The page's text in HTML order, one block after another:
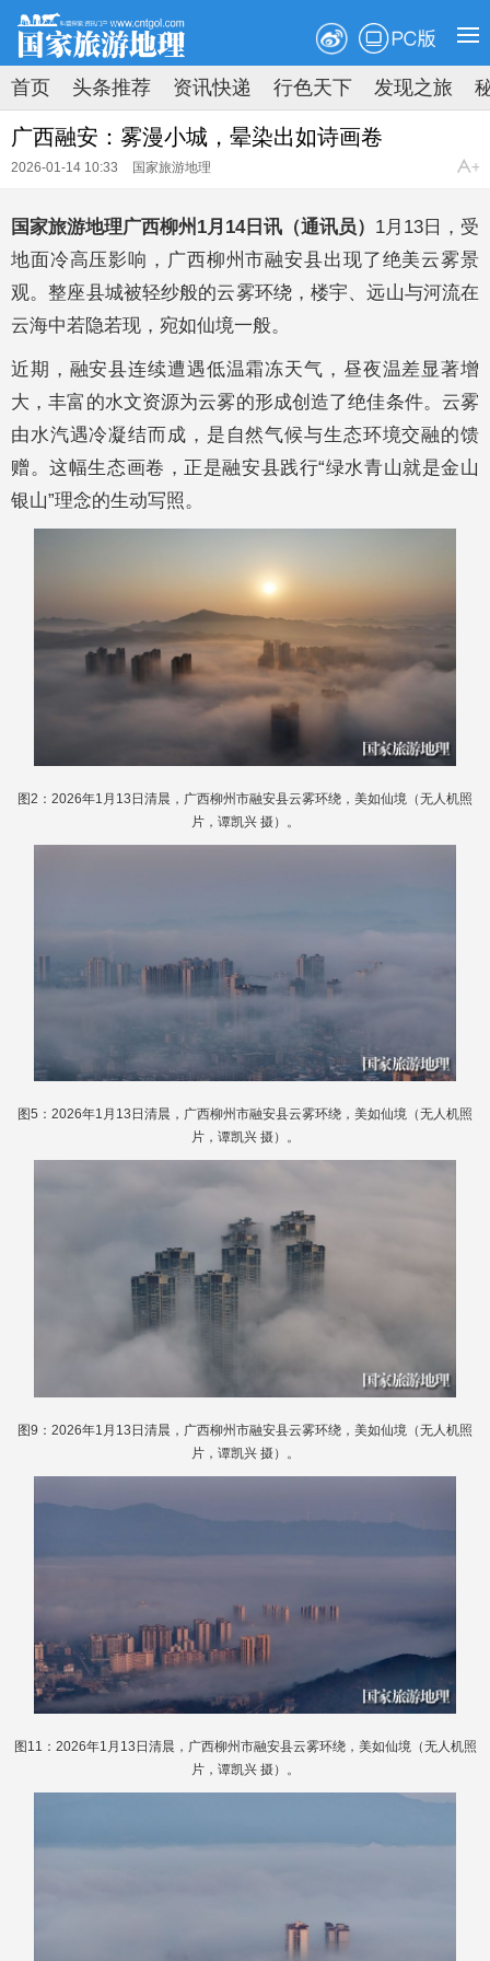
首页 头条推荐 资讯快递 行色天下 发现之旅
原创速递
新知速览 拍图时代 地理荟萃
广西融安：雾漫小城，晕染出如诗画卷
2026-01-14 10:33 国家旅游地理
国家旅游地理广西柳州1月14日讯（通讯员） 1月13日，受
地面冷高压影响，广西柳州市融安县出现了绝美云雾景
观。整座县城被轻纱般的云雾环绕，楼宇、远山与河流在
云海中若隐若现，宛如仙境一般。
近期，融安县连续遭遇低温霜冻天气，昼夜温差显著增
大，丰富的水文资源为云雾的形成创造了绝佳条件。云雾
由水汽遇冷凝结而成，是自然气候与生态环境交融的馈
赠。这幅生态画卷，正是融安县践行“绿水青山就是金山
银山”理念的生动写照。
图2：2026年1月13日清晨，广西柳州市融安县云雾环绕，美如仙境（无人机照
片，谭凯兴 摄）。
图5：2026年1月13日清晨，广西柳州市融安县云雾环绕，美如仙境（无人机照
片，谭凯兴 摄）。
图9：2026年1月13日清晨，广西柳州市融安县云雾环绕，美如仙境（无人机照
片，谭凯兴 摄）。
图11：2026年1月13日清晨，广西柳州市融安县云雾环绕，美如仙境（无人机照
片，谭凯兴 摄）。